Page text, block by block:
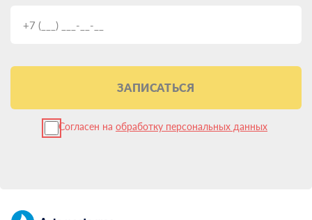
Какое ГБО поставить на Toyota
2-го до 5-го поколения. Каждое новое поколение совершеннее
Оно хорошо совместимо с инжекторными моторами, имеет
ЗАПИСАТЬСЯ
Согласен на обработку персональных данных